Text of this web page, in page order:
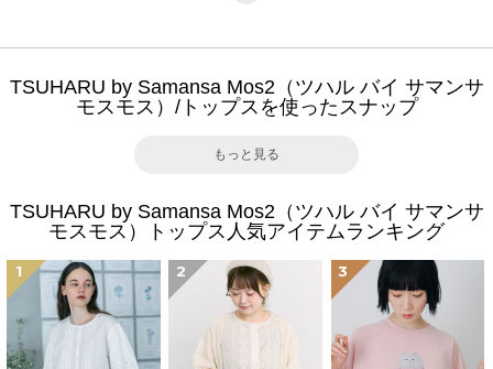
TSUHARU by Samansa Mos2（ツハル バイ サマンサ
モスモス）/トップスを使ったスナップ
もっと見る
TSUHARU by Samansa Mos2（ツハル バイ サマンサ
モスモス）トップス人気アイテムランキング
1 2 3